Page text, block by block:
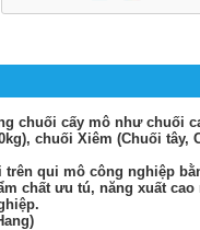
chuối cấy mô như chuối
chuối Xiêm (Chuối tây,
qui mô công nghiệp
chất ưu tú, năng xuất cao